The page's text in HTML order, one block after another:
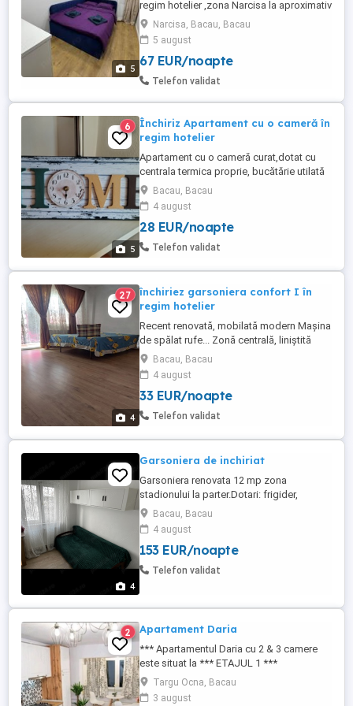
5
regim hotelier ,zona Narcisa la aproximativ
1,7 km de Aeroportul Bacau. Se pot caza
maxim 6 persoane ,acest apartament este
mobilat si utilat cu produse noi astfel 2
Dormitoare cu paturi duble (1,6x2 si 1,4x2
) cu lenjerie curata si prosoape 1 Living
Narcisa, Bacau, Bacau
5 august
67 EUR/noapte
Telefon validat
5
6
Închiriz Apartament cu o cameră în
regim hotelier
Apartament cu o cameră curat,dotat cu
centrala termica proprie, bucătărie utilată
,baie cu cada (nouă) În zona de Sud a
orașului Bacău (Orizont) aproximativ 10
min McDonald's. În această locație nu se
pot face petreceri fiind o zonă foarte
liniștită. Exclus escorte Zero șapte cinci
Bacau, Bacau
4 august
28 EUR/noapte
Telefon validat
4
27
închiriez garsoniera confort I în
regim hotelier
Recent renovată, mobilată modern Mașina
de spălat rufe... Zonă centrală, liniștită
....zona tic-tac Lângă McDonald's
Accesibilitate la diferite branduri de
magazine, inclusiv alimentare
Bacau, Bacau
4 august
33 EUR/noapte
Telefon validat
4
Garsoniera de inchiriat
Garsoniera renovata 12 mp zona
stadionului la parter.Dotari: frigider,
masina de spalat, boiler, canapea
extensibila, baie cu dus.Proprieter fara
agentii.Inchirierea se face pt 1 persoana
(barbat),elev, student.Optional se poate
inchiria si ca spatiu depozitare.La intrare
Bacau, Bacau
4 august
153 EUR/noapte
Telefon validat
2 Apartament Daria
*** Apartamentul Daria cu 2 & 3 camere
este situat la *** ETAJUL 1 ***
decomandat in Centrul Statiunii Targu-
Ocna cu vedere către piațeta primăriei, la
Targu Ocna, Bacau
3 august